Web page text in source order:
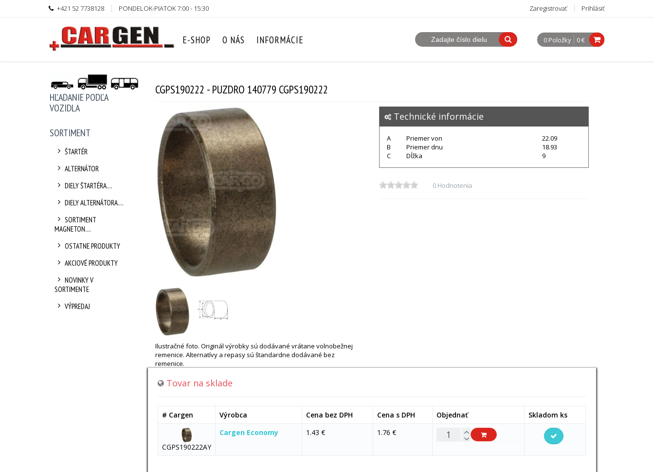
+421 52 7738128 PONDELOK-PIATOK 7:00 - 15:30 Zaregistrovať Prihlásiť
0 Položky 0 €
E-SHOP O NÁS INFORMÁCIE
HĽADANIE PODĽA
VOZIDLA
SORTIMENT
ŠTARTÉR
ALTERNÁTOR
DIELY ŠTARTÉRA....
DIELY ALTERNÁTORA....
SORTIMENT
MAGNETON....
OSTATNE PRODUKTY
AKCIOVÉ PRODUKTY
NOVINKY V
SORTIMENTE
VÝPREDAJ
CGPS190222 - PUZDRO 140779 CGPS190222
Ilustračné foto. Originál výrobky sú dodávané vrátane volnobežnej
remenice. Alternatívy a repasy sú štandardne dodávané bez
remenice.
Technické informácie
A Priemer von
22.09
B
Priemer dnu
18.93
C
Dĺžka 9
0 Hodnotenia
Tovar na sklade
# Cargen Výrobca Cena bez DPH Cena s DPH Objednať Skladom ks
CGPS190222AY
Cargen Economy 1.43 € 1.76 €